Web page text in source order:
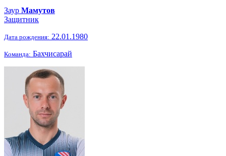
Заур Мамутов
Защитник
Дата рождения: 22.01.1980
Команда: Бахчисарай